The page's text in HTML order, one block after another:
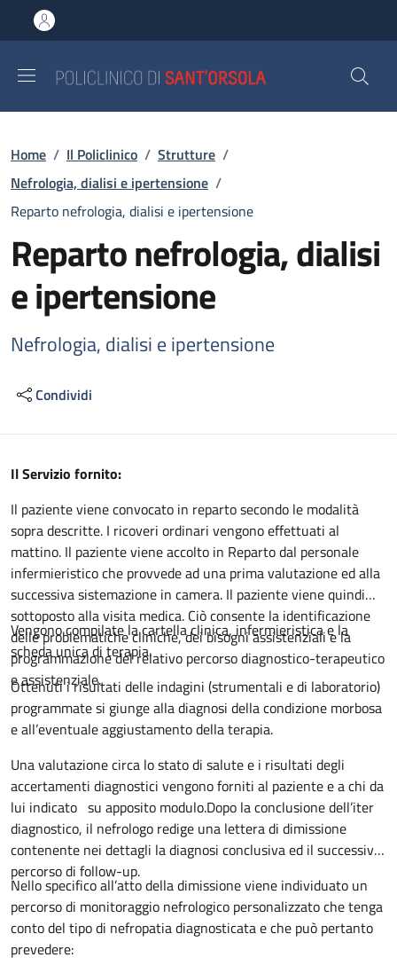
al contenuto principale
to footer content
Briciole di pane
Home / Il Policlinico / Strutture /
Nefrologia, dialisi e ipertensione /
Reparto nefrologia, dialisi e ipertensione
Reparto nefrologia, dialisi
e ipertensione
Nefrologia, dialisi e ipertensione
Condividi
Descrizione
Il Servizio fornito:
Il paziente viene convocato in reparto secondo le modalità
sopra descritte. I ricoveri ordinari vengono effettuati al
mattino. Il paziente viene accolto in Reparto dal personale
infermieristico che provvede ad una prima valutazione ed alla
successiva sistemazione in camera. Il paziente viene quindi
sottoposto alla visita medica. Ciò consente la identificazione
delle problematiche cliniche, dei bisogni assistenziali e la
programmazione del relativo percorso diagnostico-terapeutico
e assistenziale.
Vengono compilate la cartella clinica, infermieristica e la
scheda unica di terapia.
Ottenuti i risultati delle indagini (strumentali e di laboratorio)
programmate si giunge alla diagnosi della condizione morbosa
e all’eventuale aggiustamento della terapia.
Una valutazione circa lo stato di salute e i risultati degli
accertamenti diagnostici vengono forniti al paziente e a chi da
lui indicato su apposito modulo.Dopo la conclusione dell’iter
diagnostico, il nefrologo redige una lettera di dimissione
contenente nei dettagli la diagnosi conclusiva ed il successivo
percorso di follow-up.
Nello specifico all’atto della dimissione viene individuato un
percorso di monitoraggio nefrologico personalizzato che tenga
conto del tipo di nefropatia diagnosticata e che può pertanto
prevedere: